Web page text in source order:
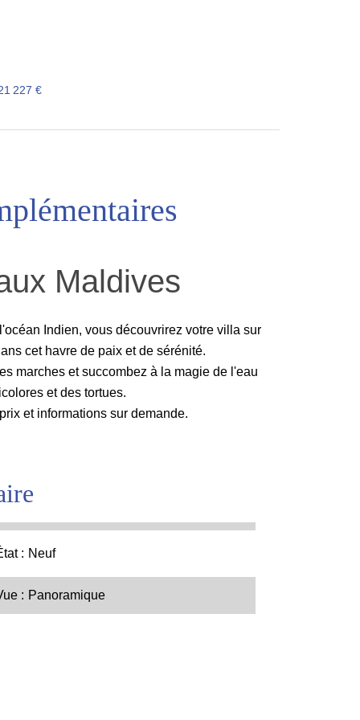
227 €
Maldives
Indien, vous découvrirez votre villa sur
cet havre de paix et de sérénité.
marches et succombez à la magie de l'eau
et des tortues.
et informations sur demande.
Neuf
Panoramique